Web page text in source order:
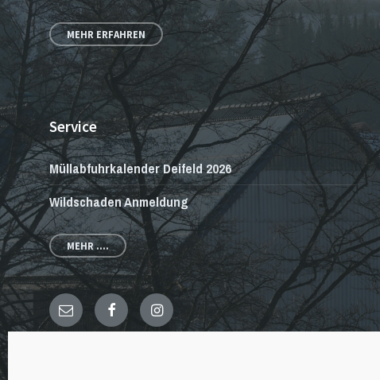
MEHR ERFAHREN
Service
Müllabfuhrkalender Deifeld 2026
Wildschaden Anmeldung
MEHR ....
E- FacebookInstagram